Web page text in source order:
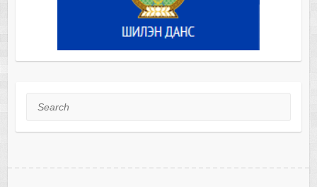
Search